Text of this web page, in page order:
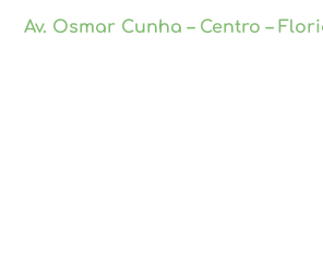
Av. Osmar Cunha – Centro –